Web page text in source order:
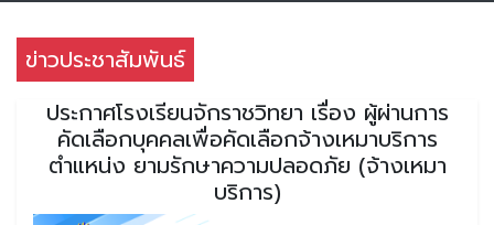
ข่าวประชาสัมพันธ์
ประกาศโรงเรียนจักราชวิทยา เรื่อง ผู้ผ่านการ
คัดเลือกบุคคลเพื่อคัดเลือกจ้างเหมาบริการ
ตำแหน่ง ยามรักษาความปลอดภัย (จ้างเหมา
บริการ)